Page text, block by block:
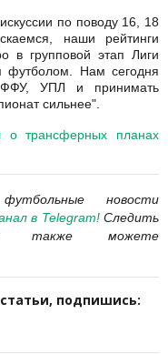
по поводу 16, 18
наши рейтинги
в групповой этап Лиги
футболом. Нам сегодня
ФФУ, УПЛ и принимать
сильнее".
о трансферных планах
новости
в Telegram!Следить
можете
подпишись: